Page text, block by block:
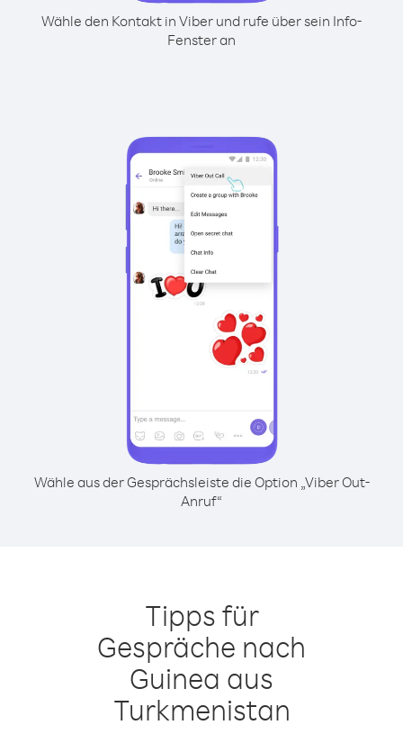
Wähle den Kontakt in Viber und rufe über sein Info-
Fenster an
Wähle aus der Gesprächsleiste die Option „Viber Out-
Anruf“
Tipps für
Gespräche nach
Guinea aus
Turkmenistan